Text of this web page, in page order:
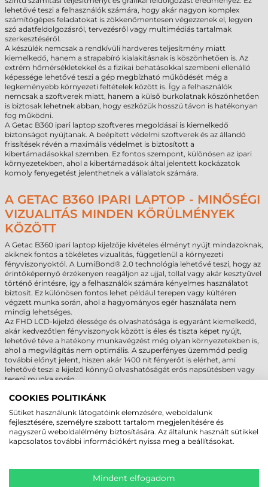
lehetővé teszi a felhasználók számára, hogy akár nagyon komplex
számítógépes feladatokat is zökkenőmentesen végezzenek el, legyen
szó adatfeldolgozásról, tervezésről vagy multimédiás tartalmak
szerkesztéséről.
A készülék nemcsak a rendkívüli hardveres teljesítmény miatt
kiemelkedő, hanem a strapabíró kialakításnak is köszönhetően is. Az
extrém hőmérsékletekkel és a fizikai behatásokkal szembeni ellenálló
képessége lehetővé teszi a gép megbízható működését még a
legkeményebb környezeti feltételek között is. Így a felhasználók
nemcsak a szoftverek miatt, hanem a külső burkolatnak köszönhetően
is biztosak lehetnek abban, hogy eszközük hosszú távon is hatékonyan
fog működni.
A Getac B360 ipari laptop szoftveres megoldásai is kiemelkedő
biztonságot nyújtanak. A beépített védelmi szoftverek és az állandó
frissítések révén a maximális védelmet is biztosított a
kibertámadásokkal szemben. Ez fontos szempont, különösen az ipari
környezetekben, ahol a kibertámadások által jelentett kockázatok
komoly fenyegetést jelenthetnek a vállalatok számára.
A GETAC B360 IPARI LAPTOP - MINŐSÉGI
VIZUALITÁS MINDEN KÖRÜLMÉNYEK
KÖZÖTT
A Getac B360 ipari laptop kijelzője kivételes élményt nyújt mindazoknak,
akiknek fontos a tökéletes vizualitás, függetlenül a környezeti
fényviszonyoktól. A LumiBond® 2.0 technológia lehetővé teszi, hogy az
érintőképernyő érzékenyen reagáljon az ujjal, tollal vagy akár kesztyűvel
történő érintésre, így a felhasználók számára kényelmes használatot
biztosít. Ez különösen fontos lehet például terepen vagy kültéren
végzett munka során, ahol a hagyományos egér használata nem
mindig lehetséges.
Az FHD LCD-kijelző élessége és olvashatósága is egyaránt kiemelkedő,
akár kedvezőtlen fényviszonyok között is éles és tiszta képet nyújt,
lehetővé téve a hatékony munkavégzést még olyan környezetekben is,
ahol a megvilágítás nem optimális. A szuperfényes üzemmód pedig
további előnyt jelent, hiszen akár 1400 nit fényerőt is elérhet, ami
lehetővé teszi a kijelző könnyű olvashatóságát erős napsütésben vagy
terepi munka során.
A GETAC B360 IPARI LAPTOP -
RUGALMASSÁG ÉS BIZTONSÁG
A Getac B360 ipari laptop az ipari felhasználók számára kifejezetten
magas szintű rugalmas alkalmazhatóságot és biztonságot kínál. A
és igényeknek. Ezek az interfészek lehetővé teszik a könnyű és hatékony
adatátvitelt és kommunikációt más eszközökkel vagy hálózatokkal.
COOKIES POLITIKÁNK
Sütiket használunk látogatóink elemzésére, weboldalunk
fejlesztésére, személyre szabott tartalom megjelenítésére és
nagyszerű weboldalélmény biztosítására. Az általunk használt sütikkel
kapcsolatos további információkért nyissa meg a beállításokat.
Mindent elfogadom